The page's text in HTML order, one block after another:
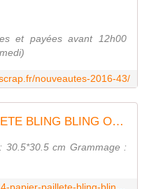
et payées avant 12h00
nouveautes-2016-43/
KEPBB-14 : PAPIER PAILLETE BLING BLING OR CLAIR Fée du Scrap
30.5*30.5 cm Grammage :